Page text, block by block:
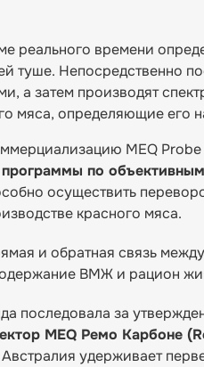
реального времени
туше. Непосредственно
а затем производят
мяса, определяющие его
MEQ
по
осуществить
красного мяса.
и обратная связь
ВМЖ и рацион
последовала за
MEQ Ремо Карбоне
удерживает